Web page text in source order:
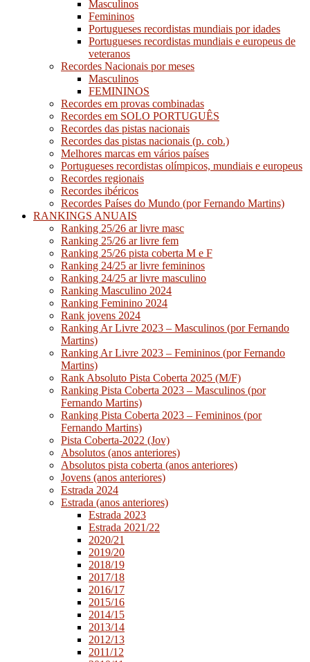
Masculinos
Femininos
Portugueses recordistas mundiais por idades
Portugueses recordistas mundiais e europeus de
veteranos
Recordes Nacionais por meses
Masculinos
FEMININOS
Recordes em provas combinadas
Recordes em SOLO PORTUGUÊS
Recordes das pistas nacionais
Recordes das pistas nacionais (p. cob.)
Melhores marcas em vários países
Portugueses recordistas olímpicos, mundiais e europeus
Recordes regionais
Recordes ibéricos
Recordes Países do Mundo (por Fernando Martins)
RANKINGS ANUAIS
Ranking 25/26 ar livre masc
Ranking 25/26 ar livre fem
Ranking 25/26 pista coberta M e F
Ranking 24/25 ar livre femininos
Ranking 24/25 ar livre masculino
Ranking Masculino 2024
Ranking Feminino 2024
Rank jovens 2024
Ranking Ar Livre 2023 – Masculinos (por Fernando
Martins)
Ranking Ar Livre 2023 – Femininos (por Fernando
Martins)
Rank Absoluto Pista Coberta 2025 (M/F)
Ranking Pista Coberta 2023 – Masculinos (por
Fernando Martins)
Ranking Pista Coberta 2023 – Femininos (por
Fernando Martins)
Pista Coberta-2022 (Jov)
Absolutos (anos anteriores)
Absolutos pista coberta (anos anteriores)
Jovens (anos anteriores)
Estrada 2024
Estrada (anos anteriores)
Estrada 2023
Estrada 2021/22
2020/21
2019/20
2018/19
2017/18
2016/17
2015/16
2014/15
2013/14
2012/13
2011/12